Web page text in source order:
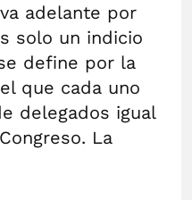
adelante por
solo un indicio
define por la
que cada uno
delegados igual
La